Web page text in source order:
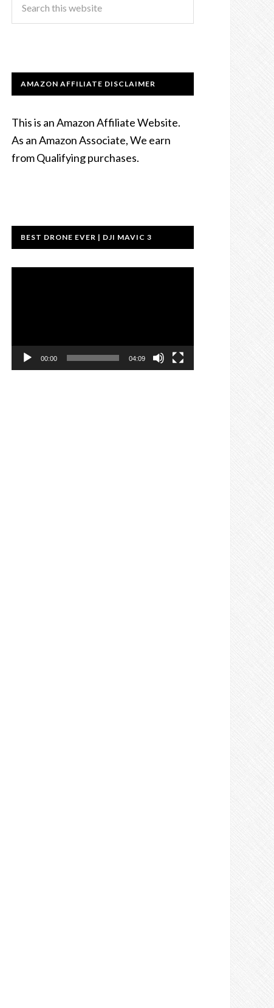
AMAZON AFFILIATE DISCLAIMER
This is an Amazon Affiliate Website.
As an Amazon Associate, We earn
from Qualifying purchases.
BEST DRONE EVER | DJI MAVIC 3
00:00 04:09